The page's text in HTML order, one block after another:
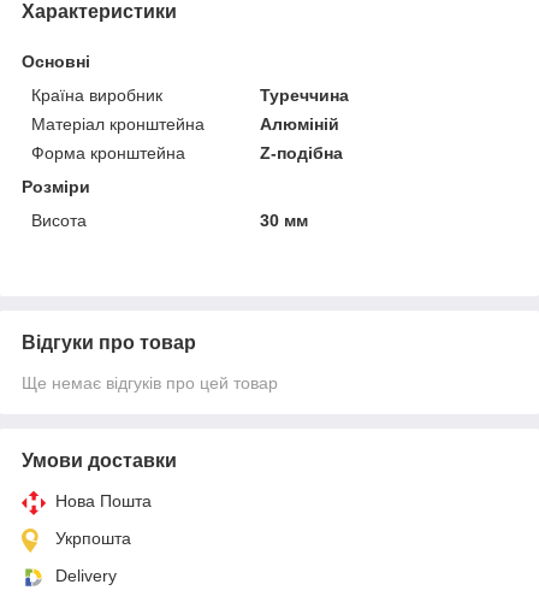
Характеристики
Основні
Країна виробник
Туреччина
Матеріал кронштейна
Алюміній
Форма кронштейна
Z-подібна
Розміри
Висота
30 мм
Відгуки про товар
Ще немає відгуків про цей товар
Умови доставки
Нова Пошта
Укрпошта
Delivery